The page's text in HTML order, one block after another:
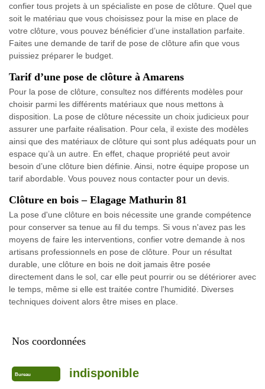
confier tous projets à un spécialiste en pose de clôture. Quel que
soit le matériau que vous choisissez pour la mise en place de
votre clôture, vous pouvez bénéficier d’une installation parfaite.
Faites une demande de tarif de pose de clôture afin que vous
puissiez préparer le budget.
Tarif d’une pose de clôture à Amarens
Pour la pose de clôture, consultez nos différents modèles pour
choisir parmi les différents matériaux que nous mettons à
disposition. La pose de clôture nécessite un choix judicieux pour
assurer une parfaite réalisation. Pour cela, il existe des modèles
ainsi que des matériaux de clôture qui sont plus adéquats pour un
espace qu’à un autre. En effet, chaque propriété peut avoir
besoin d’une clôture bien définie. Ainsi, notre équipe propose un
tarif abordable. Vous pouvez nous contacter pour un devis.
Clôture en bois – Elagage Mathurin 81
La pose d'une clôture en bois nécessite une grande compétence
pour conserver sa tenue au fil du temps. Si vous n'avez pas les
moyens de faire les interventions, confier votre demande à nos
artisans professionnels en pose de clôture. Pour un résultat
durable, une clôture en bois ne doit jamais être posée
directement dans le sol, car elle peut pourrir ou se détériorer avec
le temps, même si elle est traitée contre l'humidité. Diverses
techniques doivent alors être mises en place.
Nos coordonnées
Bureau indisponible